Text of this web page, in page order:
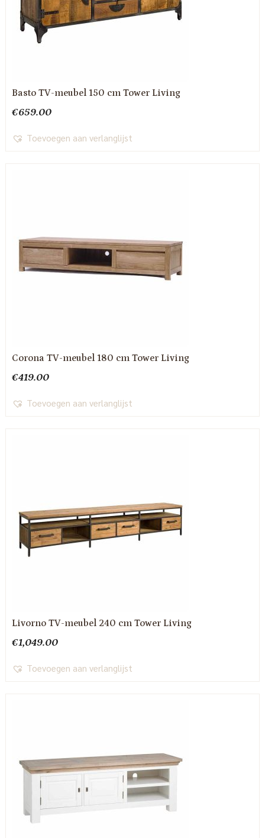
Basto TV-meubel 150 cm Tower Living
€659.00
Toevoegen aan verlanglijst
Corona TV-meubel 180 cm Tower Living
€419.00
Toevoegen aan verlanglijst
Livorno TV-meubel 240 cm Tower Living
€1,049.00
Toevoegen aan verlanglijst